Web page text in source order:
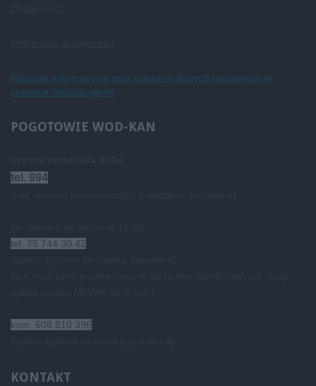
Klauzula informacyjna przy zbieraniu danych osobowych w
procesie rekrutacyjnym
POGOTOWIE WOD-KAN
tel. 994
tel. 75 744 30 42
kom. 608 810 396
KONTAKT